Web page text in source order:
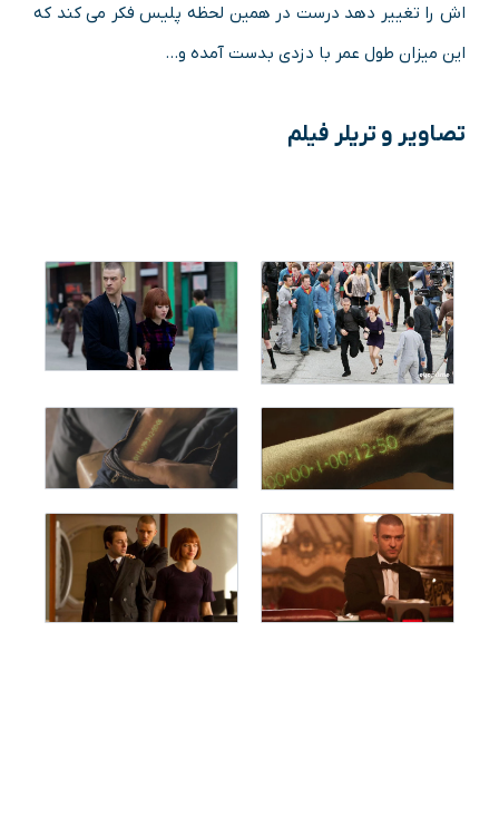
اش را تغییر دهد درست در همین لحظه پلیس فکر می کند که
این میزان طول عمر با دزدی بدست آمده و…
تصاویر و تریلر فیلم